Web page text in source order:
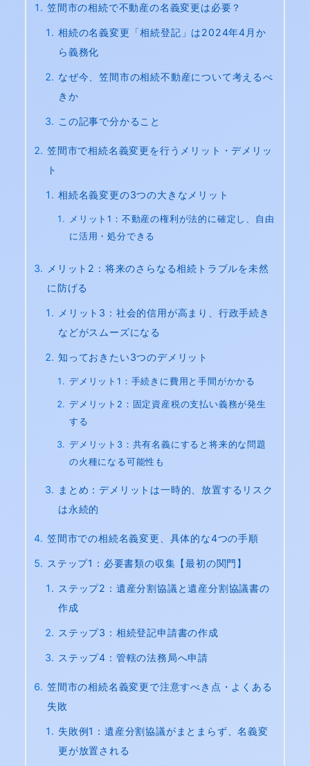
笠間市の相続で不動産の名義変更は必要？
相続の名義変更「相続登記」は2024年4月か
ら義務化
なぜ今、笠間市の相続不動産について考えるべ
きか
この記事で分かること
笠間市で相続名義変更を行うメリット・デメリッ
ト
相続名義変更の3つの大きなメリット
メリット1：不動産の権利が法的に確定し、自由
に活用・処分できる
メリット2：将来のさらなる相続トラブルを未然
に防げる
メリット3：社会的信用が高まり、行政手続き
などがスムーズになる
知っておきたい3つのデメリット
デメリット1：手続きに費用と手間がかかる
デメリット2：固定資産税の支払い義務が発生
する
デメリット3：共有名義にすると将来的な問題
の火種になる可能性も
まとめ：デメリットは一時的、放置するリスク
は永続的
笠間市での相続名義変更、具体的な4つの手順
ステップ1：必要書類の収集【最初の関門】
ステップ2：遺産分割協議と遺産分割協議書の
作成
ステップ3：相続登記申請書の作成
ステップ4：管轄の法務局へ申請
笠間市の相続名義変更で注意すべき点・よくある
失敗
失敗例1：遺産分割協議がまとまらず、名義変
更が放置される